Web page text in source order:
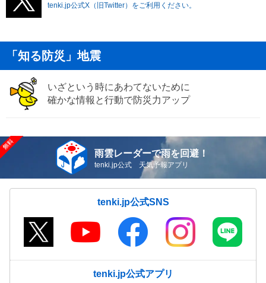
tenki.jp公式X（旧Twitter）をご利用ください。
「知る防災」地震
いざという時にあわてないために
確かな情報と行動で防災力アップ
雨雲レーダーで雨を回避！
tenki.jp公式 天気予報アプリ
tenki.jp公式SNS
tenki.jp公式アプリ